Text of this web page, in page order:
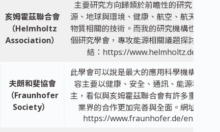
亥姆霍茲聯合會
（Helmholtz
Association）
主要研究方向歸類於前瞻性的研究，包含
源、地球與環境、健康、航空、航天與運
物質相關的技術。而我的研究機構也隸屬
個研究學會，專攻能源相關議題探討。網
結： https://www.helmholtz.de/en/
夫朗和斐協會
（Fraunhofer
Society）
此學會可以說是最大的應用科學機構。研
容主要以健康、安全、通訊、能源和環境
主，看似與亥姆霍茲聯合會有許多重疊，
業界的合作更加完善與全面。網址連結：
https://www.fraunhofer.de/en.html